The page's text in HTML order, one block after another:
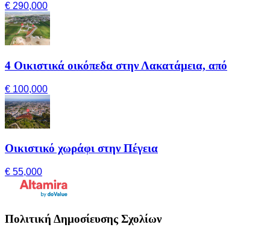
€ 290,000
4 Οικιστικά οικόπεδα στην Λακατάμεια, από
€ 100,000
Οικιστικό χωράφι στην Πέγεια
€ 55,000
Πολιτική Δημοσίευσης Σχολίων